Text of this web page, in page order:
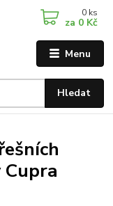
Menu
Hledat
0 ks
za 0 Kč